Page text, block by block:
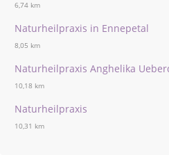
6,74 km
Naturheilpraxis in Ennepetal
8,05 km
Naturheilpraxis Anghelika
10,18 km
Naturheilpraxis
10,31 km